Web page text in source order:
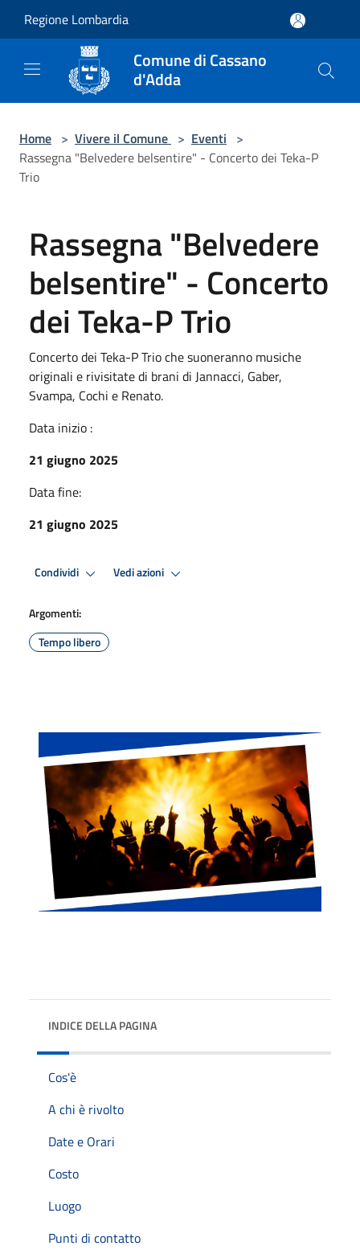
Regione Lombardia
Comune di Cassano
d'Adda
Home > Vivere il Comune > Eventi >
Rassegna "Belvedere belsentire" - Concerto dei Teka-P
Trio
Rassegna "Belvedere
belsentire" - Concerto
dei Teka-P Trio
Concerto dei Teka-P Trio che suoneranno musiche
originali e rivisitate di brani di Jannacci, Gaber,
Svampa, Cochi e Renato.
Data inizio :
21 giugno 2025
Data fine:
21 giugno 2025
Condividi Vedi azioni
Argomenti:
Tempo libero
INDICE DELLA PAGINA
Cos'è
A chi è rivolto
Date e Orari
Costo
Luogo
Punti di contatto